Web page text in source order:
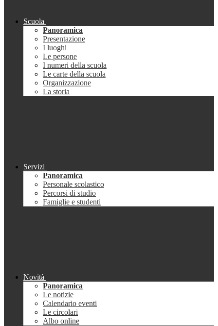
Scuola
Panoramica
Presentazione
I luoghi
Le persone
I numeri della scuola
Le carte della scuola
Organizzazione
La storia
Servizi
Panoramica
Personale scolastico
Percorsi di studio
Famiglie e studenti
Novità
Panoramica
Le notizie
Calendario eventi
Le circolari
Albo online